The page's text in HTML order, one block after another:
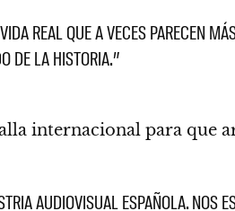
REAL QUE A VECES PARECEN
DE LA HISTORIA.”
internacional para que
AUDIOVISUAL ESPAÑOLA. NOS